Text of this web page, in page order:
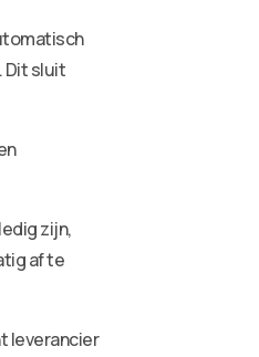
Dit sluit
zijn,
af te
leverancier